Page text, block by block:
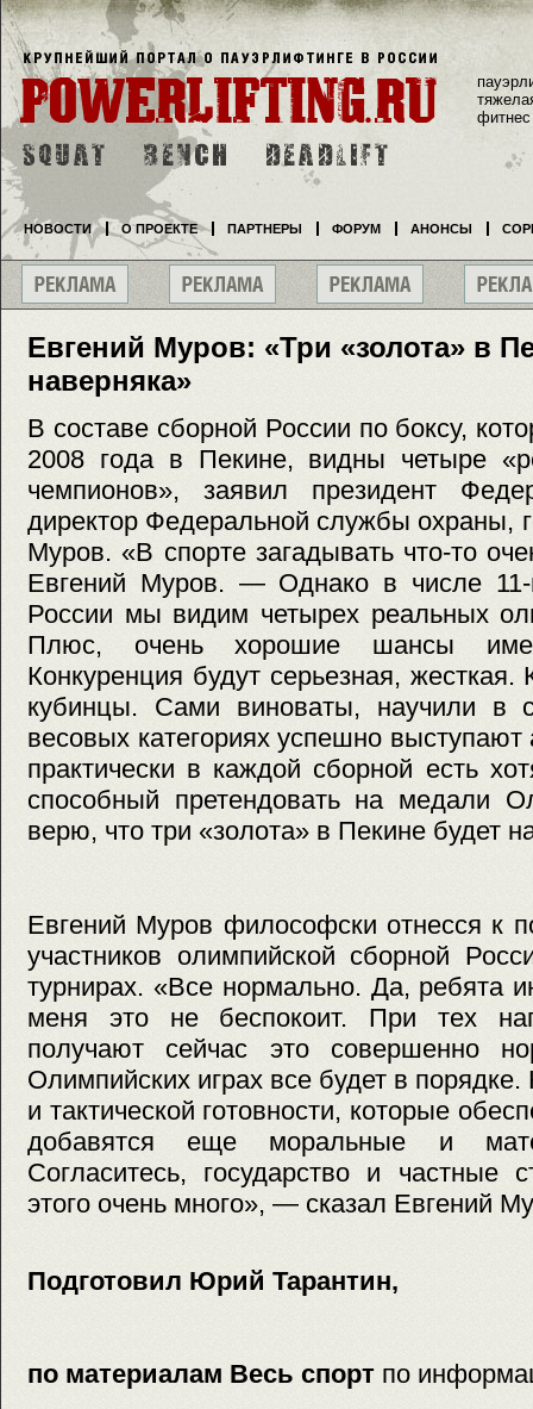
Евгений Муров: «Три «золота» в
наверняка»
В составе сборной России по боксу,
2008 года в Пекине, видны четыре
чемпионов», заявил президент
директор Федеральной службы охраны,
Муров. «В спорте загадывать что-то
Евгений Муров. — Однако в числе 11-
России мы видим четырех реальных
Плюс, очень хорошие шансы
Конкуренция будут серьезная, жесткая.
кубинцы. Сами виноваты, научили в
весовых категориях успешно выступают
практически в каждой сборной есть
способный претендовать на медали
верю, что три «золота» в Пекине будет
Евгений Муров философски отнесся к
участников олимпийской сборной
турнирах. «Все нормально. Да, ребята
меня это не беспокоит. При тех
получают сейчас это совершенно
Олимпийских играх все будет в
и тактической готовности, которые
добавятся еще моральные и
Согласитесь, государство и частные
этого очень много», — сказал Евгений
Подготовил Юрий Тарантин,
по материалам Весь спорт по
фитнес
НОВОСТИ О ПРОЕКТЕ ПАРТНЕРЫ ФОРУМ АНОНСЫ